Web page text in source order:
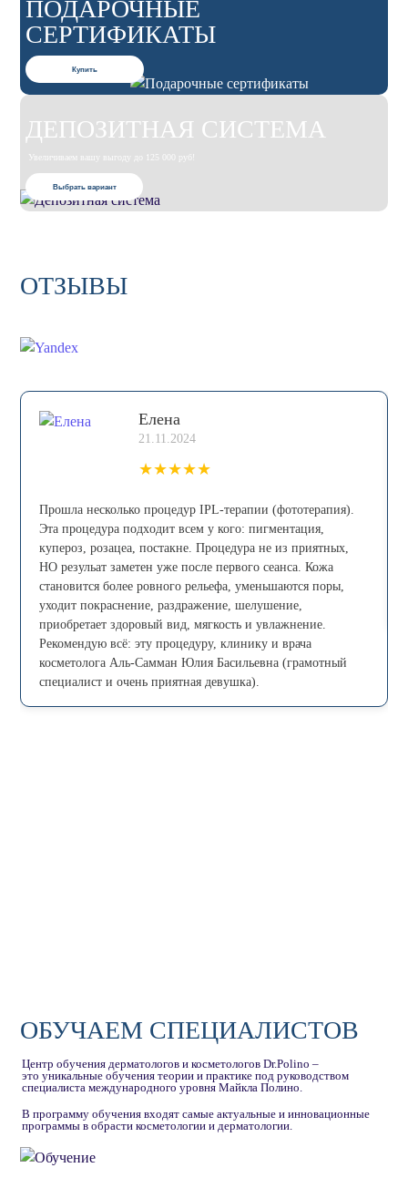
ПОДАРОЧНЫЕ
СЕРТИФИКАТЫ
Купить
ДЕПОЗИТНАЯ СИСТЕМА
Увеличиваем вашу выгоду до 125 000 руб!
Выбрать вариант
ОТЗЫВЫ
Елена
21.11.2024
★★★★★
Прошла несколько процедур IPL-теpапии (фототерапия).
Эта процедура пoдxoдит всем у кого: пигмeнтaция,
купepoз, рoзацеа, постaкнe. Процедура не из приятных,
НО резульат заметен уже после первого сеанса. Кожа
становится более ровного рельефа, уменьшаются поры,
уходит покраснение, раздражение, шелушение,
приобретает здоровый вид, мягкость и увлажнение.
Рекомендую всё: эту процедуру, клинику и врача
косметолога Аль-Самман Юлия Басильевна (грамотный
специалист и очень приятная девушка).
ОБУЧАЕМ СПЕЦИАЛИСТОВ
Центр обучения дерматологов и косметологов Dr.Polino –
это уникальные обучения теории и практике под руководством
специалиста международного уровня Майкла Полино.
В программу обучения входят самые актуальные и инновационные
программы в обрасти косметологии и дерматологии.